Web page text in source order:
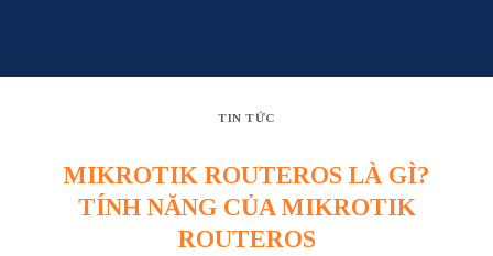
TIN TỨC
MIKROTIK ROUTEROS LÀ GÌ?
TÍNH NĂNG CỦA MIKROTIK
ROUTEROS